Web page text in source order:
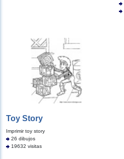
Toy Story
Imprimir toy story
26 dibujos
19632 visitas